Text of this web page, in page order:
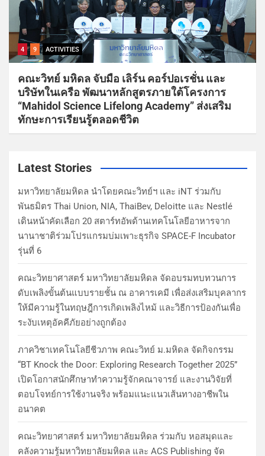
4 9 ACTIVITIES
คณะวิทย์ มหิดล จับมือ เลิร์น คอร์ปอเรชั่น และ
บริษัทในเครือ พัฒนาหลักสูตรภายใต้โครงการ
“Mahidol Science Lifelong Academy” ส่งเสริม
ทักษะการเรียนรู้ตลอดชีวิต
Latest Stories
มหาวิทยาลัยมหิดล นำโดยคณะวิทย์ฯ และ iNT ร่วมกับ
พันธมิตร Thai Union, NIA, ThaiBev, Deloitte และ Nestlé
เดินหน้าคัดเลือก 20 สตาร์ทอัพด้านเทคโนโลยีอาหารจาก
นานาชาติร่วมโปรแกรมบ่มเพาะธุรกิจ SPACE-F Incubator
รุ่นที่ 6
คณะวิทยาศาสตร์ มหาวิทยาลัยมหิดล จัดอบรมทบทวนการ
ดับเพลิงขั้นต้นแบบรายชั้น ณ อาคารเคมี เพื่อส่งเสริมบุคลากร
ให้มีความรู้ในทฤษฎีการเกิดเพลิงไหม้ และวิธีการป้องกันเพื่อ
ระงับเหตุอัคคีภัยอย่างถูกต้อง
ภาควิชาเทคโนโลยีชีวภาพ คณะวิทย์ ม.มหิดล จัดกิจกรรม
“BT Knock the Door: Exploring Research Together 2025”
เปิดโอกาสนักศึกษาทำความรู้จักคณาจารย์ และงานวิจัยที่
ตอบโจทย์การใช้งานจริง พร้อมแนะแนวเส้นทางอาชีพใน
อนาคต
คณะวิทยาศาสตร์ มหาวิทยาลัยมหิดล ร่วมกับ หอสมุดและ
คลังความรู้มหาวิทยาลัยมหิดล และ ACS Publishing จัด